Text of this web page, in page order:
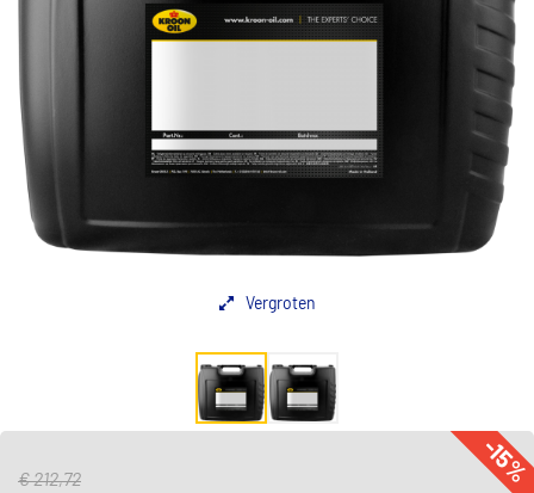
Vergroten
-15%
€ 212,72